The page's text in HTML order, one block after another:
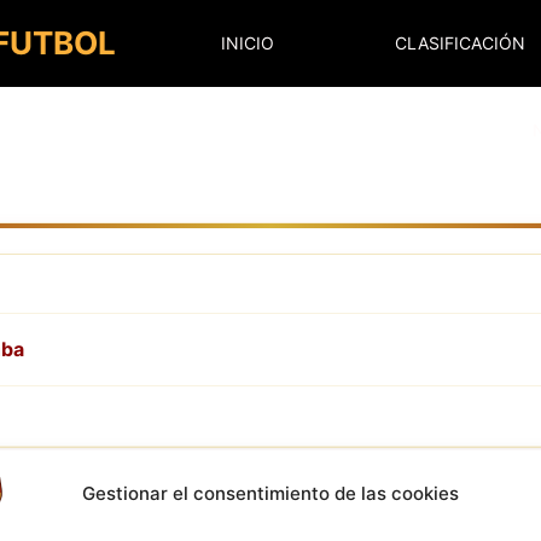
Gestionar el consentimiento de las cookies
INICIO CLASIFICACIÓN